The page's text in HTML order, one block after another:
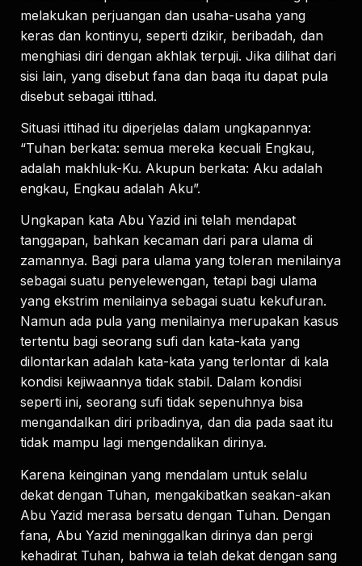
melakukan perjuangan dan usaha-usaha yang
keras dan kontinyu, seperti dzikir, beribadah, dan
menghiasi diri dengan akhlak terpuji. Jika dilihat dari
sisi lain, yang disebut fana dan baqa itu dapat pula
disebut sebagai ittihad.
Situasi ittihad itu diperjelas dalam ungkapannya:
“Tuhan berkata: semua mereka kecuali Engkau,
adalah makhluk-Ku. Akupun berkata: Aku adalah
engkau, Engkau adalah Aku”.
Ungkapan kata Abu Yazid ini telah mendapat
tanggapan, bahkan kecaman dari para ulama di
zamannya. Bagi para ulama yang toleran menilainya
sebagai suatu penyelewengan, tetapi bagi ulama
yang ekstrim menilainya sebagai suatu kekufuran.
Namun ada pula yang menilainya merupakan kasus
tertentu bagi seorang sufi dan kata-kata yang
dilontarkan adalah kata-kata yang terlontar di kala
kondisi kejiwaannya tidak stabil. Dalam kondisi
seperti ini, seorang sufi tidak sepenuhnya bisa
mengandalkan diri pribadinya, dan dia pada saat itu
tidak mampu lagi mengendalikan dirinya.
Karena keinginan yang mendalam untuk selalu
dekat dengan Tuhan, mengakibatkan seakan-akan
Abu Yazid merasa bersatu dengan Tuhan. Dengan
fana, Abu Yazid meninggalkan dirinya dan pergi
kehadirat Tuhan, bahwa ia telah dekat dengan sang